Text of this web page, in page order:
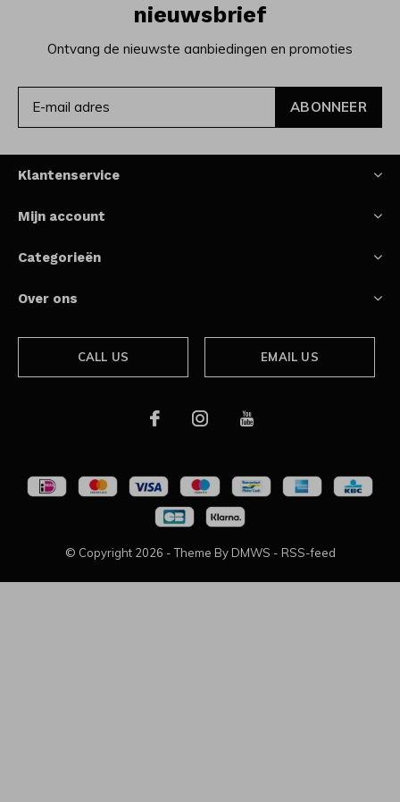
nieuwsbrief
Ontvang de nieuwste aanbiedingen en promoties
ABONNEER
Klantenservice
Mijn account
Categorieën
Over ons
CALL US EMAIL US
© Copyright 2026 - Theme By DMWS - RSS-feed